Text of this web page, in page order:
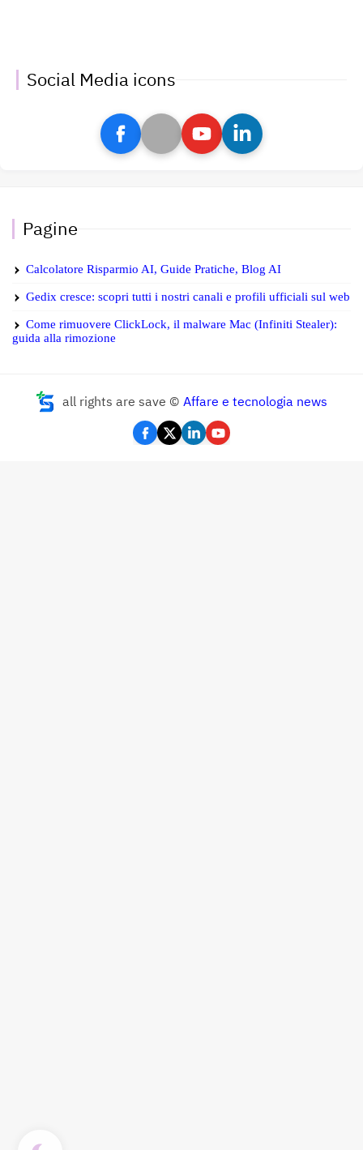
Social Media icons
Pagine
Calcolatore Risparmio AI, Guide Pratiche, Blog AI
Gedix cresce: scopri tutti i nostri canali e profili ufficiali sul web
Come rimuovere ClickLock, il malware Mac (Infiniti Stealer):
guida alla rimozione
all rights are save © Affare e tecnologia news